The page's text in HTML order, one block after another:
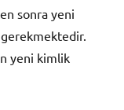
sonra yeni
yeni kimlik